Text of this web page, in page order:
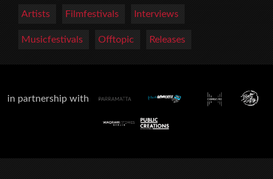
Artists Filmfestivals Interviews
Musicfestivals Offtopic Releases
in partnership with